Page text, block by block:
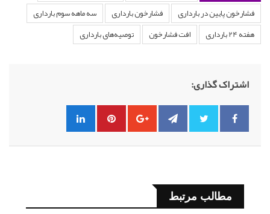
فشارخون پایین در بارداری
فشارخون بارداری
سه ماهه سوم بارداری
هفته 24 بارداری
افت فشارخون توصیه‌های بارداری
اشتراک گذاری:
مطالب مرتبط